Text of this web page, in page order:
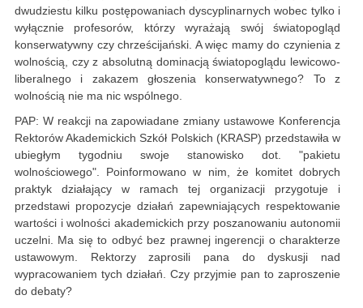
dwudziestu kilku postępowaniach dyscyplinarnych wobec tylko i
wyłącznie profesorów, którzy wyrażają swój światopogląd
konserwatywny czy chrześcijański. A więc mamy do czynienia z
wolnością, czy z absolutną dominacją światopoglądu lewicowo-
liberalnego i zakazem głoszenia konserwatywnego? To z
wolnością nie ma nic wspólnego.
PAP: W reakcji na zapowiadane zmiany ustawowe Konferencja
Rektorów Akademickich Szkół Polskich (KRASP) przedstawiła w
ubiegłym tygodniu swoje stanowisko dot. "pakietu
wolnościowego". Poinformowano w nim, że komitet dobrych
praktyk działający w ramach tej organizacji przygotuje i
przedstawi propozycje działań zapewniających respektowanie
wartości i wolności akademickich przy poszanowaniu autonomii
uczelni. Ma się to odbyć bez prawnej ingerencji o charakterze
ustawowym. Rektorzy zaprosili pana do dyskusji nad
wypracowaniem tych działań. Czy przyjmie pan to zaproszenie
do debaty?